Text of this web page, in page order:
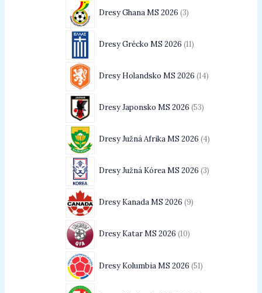
Dresy Ghana MS 2026 3
Dresy Grécko MS 2026 11
Dresy Holandsko MS 2026 14
Dresy Japonsko MS 2026 53
Dresy Južná Afrika MS 2026 4
Dresy Južná Kórea MS 2026 3
Dresy Kanada MS 2026 9
Dresy Katar MS 2026 10
Dresy Kolumbia MS 2026 51